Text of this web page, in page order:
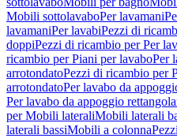
Mobili sottolavaboPer lavamani
lavamaniPer lavabiPezzi di
doppiPezzi di ricambio per Per
ricambio per Piani per lavaboPer
arrotondatoPezzi di ricambio per
arrotondatoPer lavabo da
Per lavabo da appoggio
per Mobili lateraliMobili laterali
laterali bassiMobili a colonna